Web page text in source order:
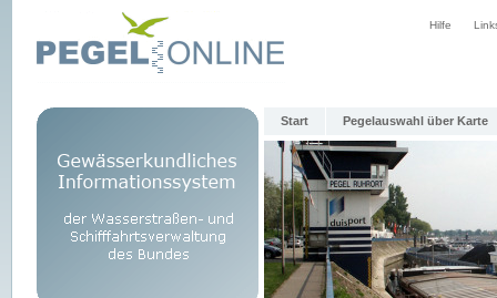
Hilfe
Start Pegelauswahl über Karte